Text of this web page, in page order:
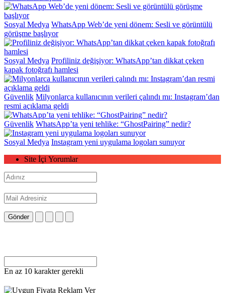
Sosyal Medya WhatsApp Web’de yeni dönem: Sesli ve görüntülü
görüşme başlıyor
Sosyal Medya Profiliniz değişiyor: WhatsApp’tan dikkat çeken
kapak fotoğrafı hamlesi
Güvenlik Milyonlarca kullanıcının verileri çalındı mı: Instagram’dan
resmi açıklama geldi
Güvenlik WhatsApp’ta yeni tehlike: “GhostPairing” nedir?
Sosyal Medya Instagram yeni uygulama logoları sunuyor
Site İçi Yorumlar
Gönder
En az 10 karakter gerekli